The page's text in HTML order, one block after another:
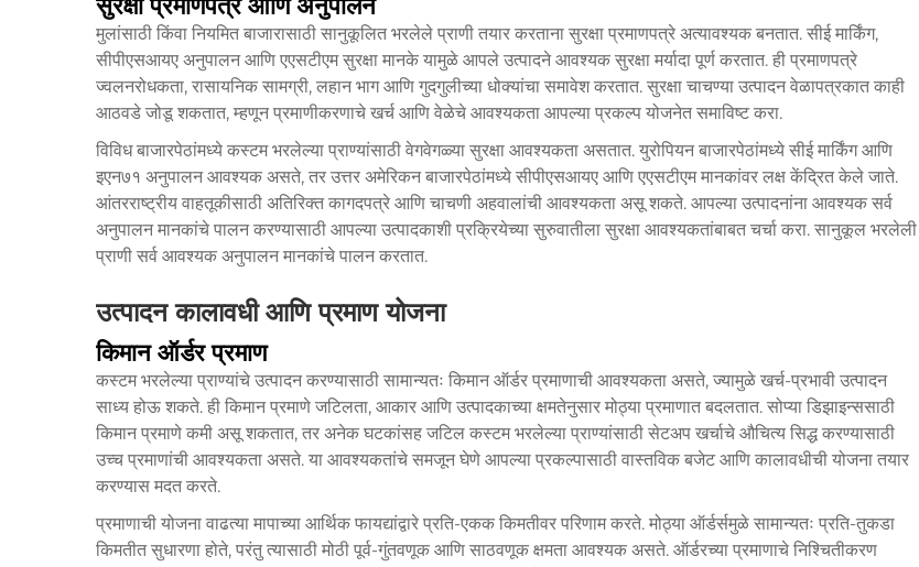
सुरक्षा प्रमाणपत्रे आणि अनुपालन
मुलांसाठी किंवा नियमित बाजारासाठी सानुकूलित भरलेले प्राणी तयार करताना सुरक्षा प्रमाणपत्रे अत्यावश्यक बनतात. सीई मार्किंग,
सीपीएसआयए अनुपालन आणि एएसटीएम सुरक्षा मानके यामुळे आपले उत्पादने आवश्यक सुरक्षा मर्यादा पूर्ण करतात. ही प्रमाणपत्रे
ज्वलनरोधकता, रासायनिक सामग्री, लहान भाग आणि गुदगुलीच्या धोक्यांचा समावेश करतात. सुरक्षा चाचण्या उत्पादन वेळापत्रकात काही
आठवडे जोडू शकतात, म्हणून प्रमाणीकरणाचे खर्च आणि वेळेचे आवश्यकता आपल्या प्रकल्प योजनेत समाविष्ट करा.
विविध बाजारपेठांमध्ये कस्टम भरलेल्या प्राण्यांसाठी वेगवेगळ्या सुरक्षा आवश्यकता असतात. युरोपियन बाजारपेठांमध्ये सीई मार्किंग आणि
इएन७१ अनुपालन आवश्यक असते, तर उत्तर अमेरिकन बाजारपेठांमध्ये सीपीएसआयए आणि एएसटीएम मानकांवर लक्ष केंद्रित केले जाते.
आंतरराष्ट्रीय वाहतूकीसाठी अतिरिक्त कागदपत्रे आणि चाचणी अहवालांची आवश्यकता असू शकते. आपल्या उत्पादनांना आवश्यक सर्व
अनुपालन मानकांचे पालन करण्यासाठी आपल्या उत्पादकाशी प्रक्रियेच्या सुरुवातीला सुरक्षा आवश्यकतांबाबत चर्चा करा. सानुकूल भरलेली
प्राणी सर्व आवश्यक अनुपालन मानकांचे पालन करतात.
उत्पादन कालावधी आणि प्रमाण योजना
किमान ऑर्डर प्रमाण
कस्टम भरलेल्या प्राण्यांचे उत्पादन करण्यासाठी सामान्यतः किमान ऑर्डर प्रमाणाची आवश्यकता असते, ज्यामुळे खर्च-प्रभावी उत्पादन
साध्य होऊ शकते. ही किमान प्रमाणे जटिलता, आकार आणि उत्पादकाच्या क्षमतेनुसार मोठ्या प्रमाणात बदलतात. सोप्या डिझाइन्ससाठी
किमान प्रमाणे कमी असू शकतात, तर अनेक घटकांसह जटिल कस्टम भरलेल्या प्राण्यांसाठी सेटअप खर्चाचे औचित्य सिद्ध करण्यासाठी
उच्च प्रमाणांची आवश्यकता असते. या आवश्यकतांचे समजून घेणे आपल्या प्रकल्पासाठी वास्तविक बजेट आणि कालावधीची योजना तयार
करण्यास मदत करते.
प्रमाणाची योजना वाढत्या मापाच्या आर्थिक फायद्यांद्वारे प्रति-एकक किमतीवर परिणाम करते. मोठ्या ऑर्डर्समुळे सामान्यतः प्रति-तुकडा
किमतीत सुधारणा होते, परंतु त्यासाठी मोठी पूर्व-गुंतवणूक आणि साठवणूक क्षमता आवश्यक असते. ऑर्डरच्या प्रमाणाचे निश्चितीकरण